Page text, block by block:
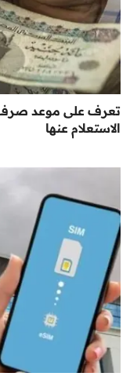
الاستعلام عنها